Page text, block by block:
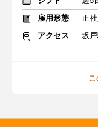
雇用形態
正社
アクセス
坂